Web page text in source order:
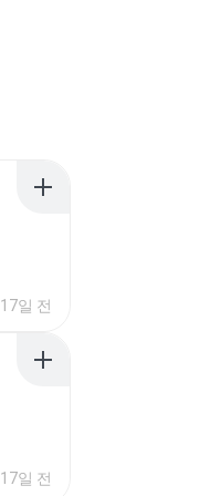
17일 전
17일 전